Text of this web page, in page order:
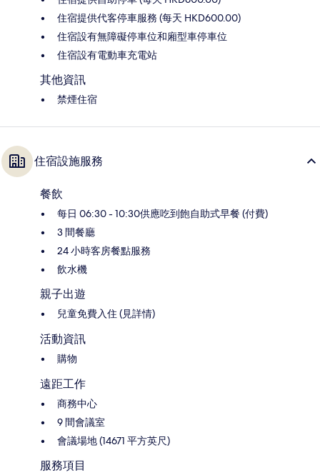
住宿提供代客停車服務 (每天 HKD600.00)
住宿設有無障礙停車位和廂型車停車位
住宿設有電動車充電站
其他資訊
禁煙住宿
住宿設施服務
餐飲
每日 06:30 - 10:30供應吃到飽自助式早餐 (付費)
3 間餐廳
24 小時客房餐點服務
飲水機
親子出遊
兒童免費入住 (見詳情)
活動資訊
購物
遠距工作
商務中心
9 間會議室
會議場地 (14671 平方英尺)
服務項目